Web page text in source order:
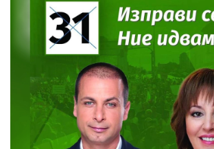
Управители:
Василев,
v.vasilev@flagman.bg
Касабова,
k.kassabova@flagman.bg